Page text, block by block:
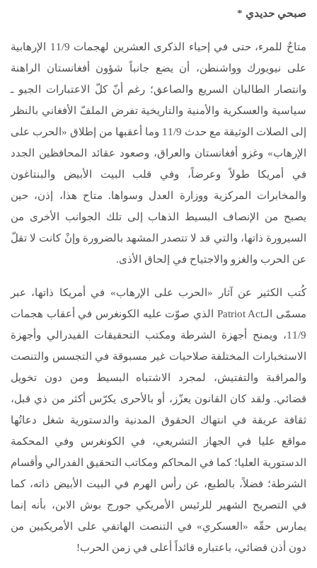
صبحي حديدي *
متاحٌ للمرء، حتى في إحياء الذكرى العشرين لهجمات 11/9 الإرهابية
على نيويورك وواشنطن، أن يضع جانباً شؤون أفغانستان الراهنة
وانتصار الطالبان السريع والصاعق؛ رغم أنّ كلّ الاعتبارات الجيو ـ
سياسية والعسكرية والأمنية والتاريخية تفرض الملفّ الأفغاني بالنظر
إلى الصلات الوثيقة مع حدث 11/9 وما أعقبها من إطلاق «الحرب على
الإرهاب» وغزو أفغانستان والعراق، وصعود عقائد المحافظين الجدد
في أمريكا طولاً وعرضاً، وفي قلب البيت الأبيض والبنتاغون
والمخابرات المركزية ووزارة العدل وسواها. متاح هذا، إذن، حين
يصبح من الإنصاف البسيط الذهاب إلى تلك الجوانب الأخرى من
السيرورة ذاتها، والتي قد لا تتصدر المشهد بالضرورة وإنْ كانت لا تقلّ
عن الحرب والغزو والاجتياح في إلحاق الأذى.
كُتب الكثير عن آثار «الحرب على الإرهاب» في أمريكا ذاتها، عبر
مسمّى الـPatriot Act الذي صوّت عليه الكونغرس في أعقاب هجمات
11/9، ويمنح أجهزة الشرطة ومكتب التحقيقات الفيدرالي وأجهزة
الاستخبارات المختلفة صلاحيات غير مسبوقة في التجسس والتنصت
والمراقبة والتفتيش، لمجرد الاشتباه البسيط ومن دون تخويل
قضائي. ولقد كان القانون يعزّز، أو بالأحرى يكرّس أكثر من ذي قبل،
ثقافة عريقة في انتهاك الحقوق المدنية والدستورية شغل دعاتُها
مواقع عليا في الجهاز التشريعي، في الكونغرس وفي المحكمة
الدستورية العليا؛ كما في المحاكم ومكاتب التحقيق الفدرالي وأقسام
الشرطة؛ فضلاً، بالطبع، عن رأس الهرم في البيت الأبيض ذاته، كما
في التصريح الشهير للرئيس الأمريكي جورج بوش الابن، بأنه إنما
يمارس حقّه «العسكري» في التنصت الهاتفي على الأمريكيين من
دون أذن قضائي، باعتباره قائداً أعلى في زمن الحرب!